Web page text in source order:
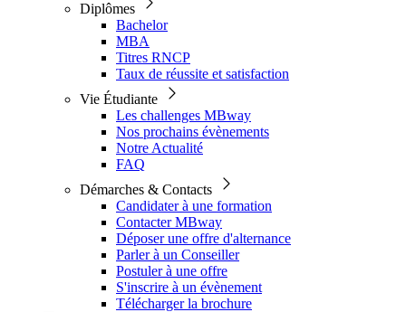
Diplômes
Bachelor
MBA
Titres RNCP
Taux de réussite et satisfaction
Vie Étudiante
Les challenges MBway
Nos prochains évènements
Notre Actualité
FAQ
Démarches & Contacts
Candidater à une formation
Contacter MBway
Déposer une offre d'alternance
Parler à un Conseiller
Postuler à une offre
S'inscrire à un évènement
Télécharger la brochure